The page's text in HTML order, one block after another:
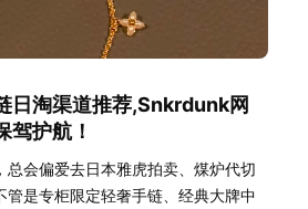
日淘渠道推荐,Snkrdunk网
驾护航！
总会偏爱去日本雅虎拍卖、煤炉代切
管是专柜限定轻奢手链、经典大牌中